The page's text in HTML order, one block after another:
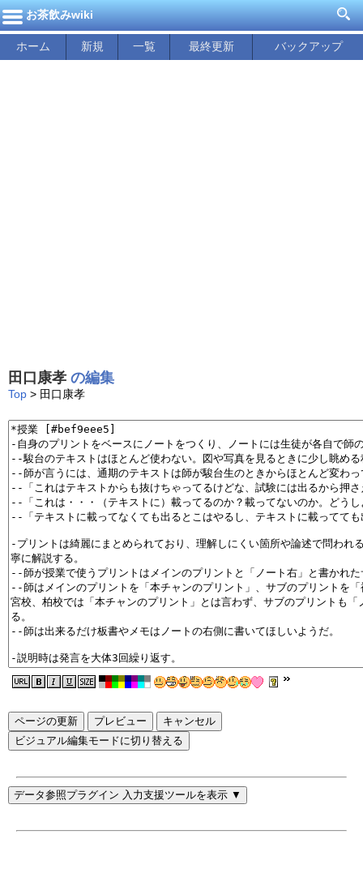
お茶飲みwiki
ホーム 新規 一覧 最終更新 バックアップ
田口康孝 の編集
Top > 田口康孝
ページの更新
ビジュアル編集モードに切り替える
データ参照プラグイン 入力支援ツールを表示 ▼